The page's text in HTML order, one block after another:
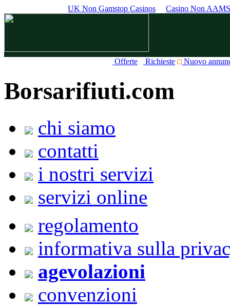
UK Non Gamstop Casinos Casino Non AAMS
Offerte Richieste Nuovo
Borsarifiuti.com
chi siamo
contatti
i nostri servizi
servizi online
regolamento
informativa sulla
agevolazioni
convenzioni